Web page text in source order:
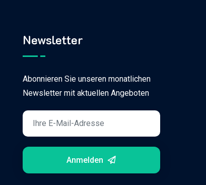
Newsletter
Abonnieren Sie unseren monatlichen
Newsletter mit aktuellen Angeboten
Anmelden